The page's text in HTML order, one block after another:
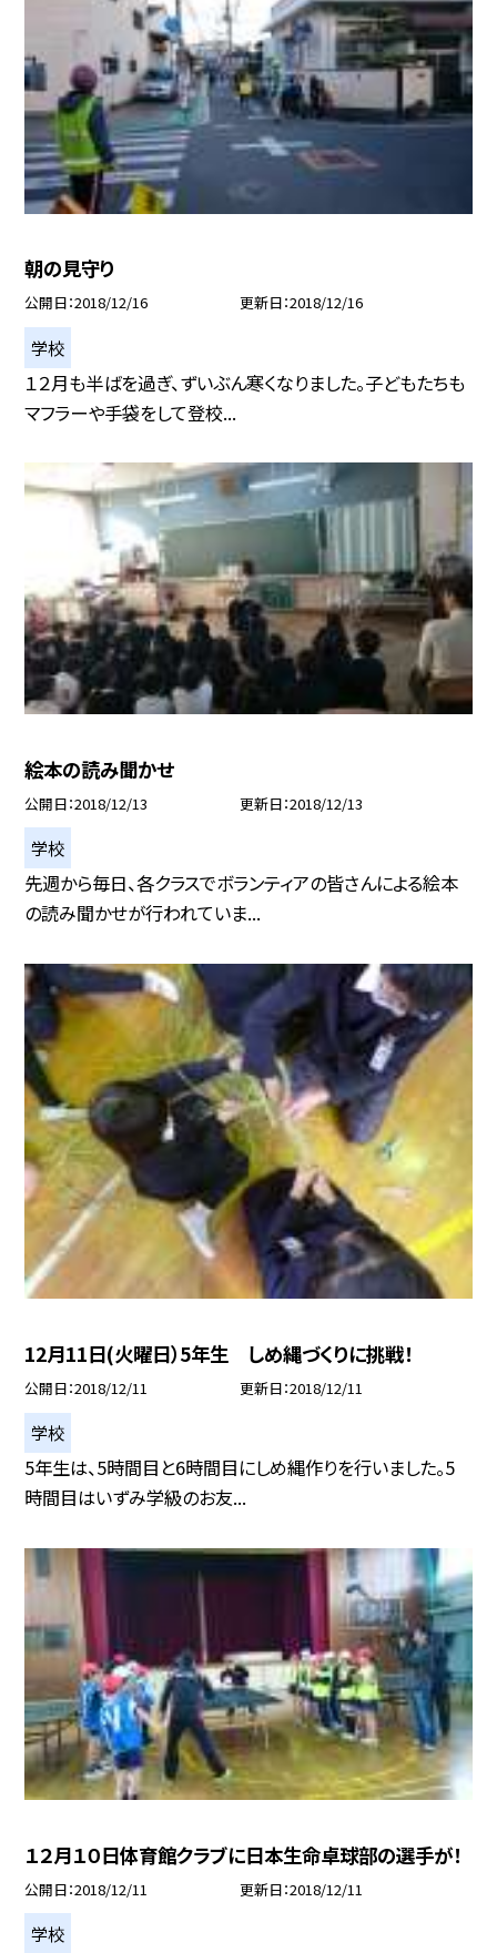
朝の見守り
公開日 2018/12/16 更新日 2018/12/16
学校
１２月も半ばを過ぎ、ずいぶん寒くなりました。子どもたちも
マフラーや手袋をして登校...
絵本の読み聞かせ
公開日 2018/12/13 更新日 2018/12/13
学校
先週から毎日、各クラスでボランティアの皆さんによる絵本
の読み聞かせが行われていま...
12月11日(火曜日）5年生 しめ縄づくりに挑戦！
公開日 2018/12/11 更新日 2018/12/11
学校
5年生は、5時間目と6時間目にしめ縄作りを行いました。5
時間目はいずみ学級のお友...
１２月１０日体育館クラブに日本生命卓球部の選手が！
公開日 2018/12/11 更新日 2018/12/11
学校